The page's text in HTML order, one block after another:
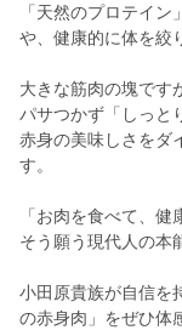
「天然のプロテイ
や、健康的に体を絞
大きな筋肉の塊です
パサつかず「しっと
赤身の美味しさをダ
す。
「お肉を食べて、健
そう願う現代人の本
小田原貴族が自信を
の赤身肉」をぜひ体